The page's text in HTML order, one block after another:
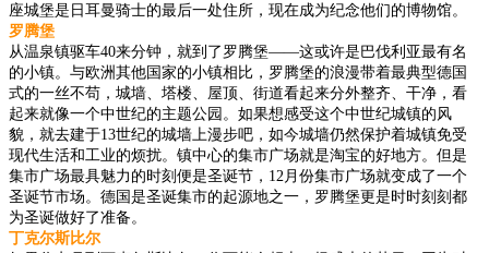
座城堡是日耳曼骑士的最后一处住所，现在成为纪念他们的博物馆。
罗腾堡
从温泉镇驱车40来分钟，就到了罗腾堡——这或许是巴伐利亚最有名
的小镇。与欧洲其他国家的小镇相比，罗腾堡的浪漫带着最典型德国
式的一丝不苟，城墙、塔楼、屋顶、街道看起来分外整齐、干净，看
起来就像一个中世纪的主题公园。如果想感受这个中世纪城镇的风
貌，就去建于13世纪的城墙上漫步吧，如今城墙仍然保护着城镇免受
现代生活和工业的烦扰。镇中心的集市广场就是淘宝的好地方。但是
集市广场最具魅力的时刻便是圣诞节，12月份集市广场就变成了一个
圣诞节市场。德国是圣诞集市的起源地之一，罗腾堡更是时时刻刻都
为圣诞做好了准备。
丁克尔斯比尔